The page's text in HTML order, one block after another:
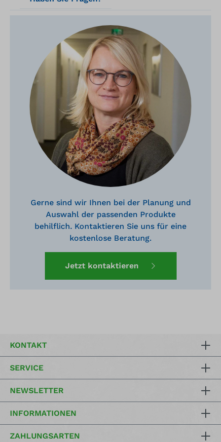
Gerne sind wir Ihnen bei der Planung und
Auswahl der passenden Produkte
behilflich. Kontaktieren Sie uns für eine
kostenlose Beratung.
Jetzt kontaktieren
KONTAKT
SERVICE
NEWSLETTER
INFORMATIONEN
ZAHLUNGSARTEN